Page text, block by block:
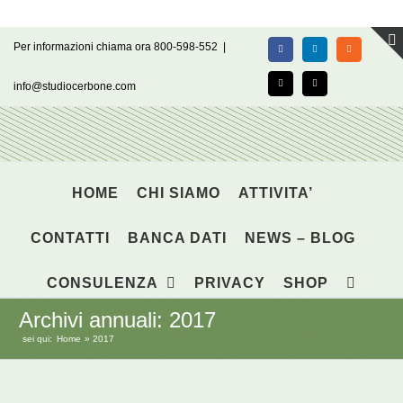
contenuto
Per informazioni chiama ora 800-598-552
info@studiocerbone.com
FacebookLinkedIn Rss
X Email
HOME CHI SIAMO ATTIVITA’
CONTATTI BANCA DATI NEWS – BLOG
CONSULENZA PRIVACY SHOP
Archivi annuali: 2017
sei qui: Home 2017